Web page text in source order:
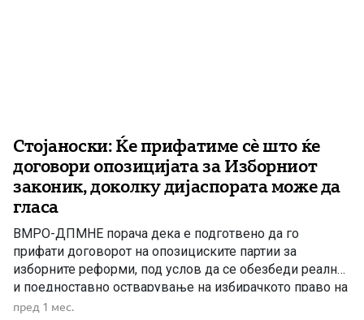
Стојаноски: Ќе прифатиме сè што ќе
договори опозицијата за Изборниот
законик, доколку дијаспората може да
гласа
ВМРО-ДПМНЕ порача дека е подготвено да го
прифати договорот на опозициските партии за
изборните реформи, под услов да се обезбеди реално
и поедноставно остварување на избирачкото право на
македонските државјани во дијаспората. На
пред 1 мес.